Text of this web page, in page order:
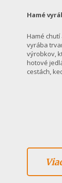
Hamé
Hamé
vyrába
výrobkov,
hotové
cestách,